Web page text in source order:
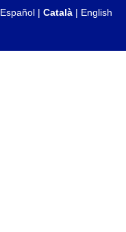
Español | Català | English